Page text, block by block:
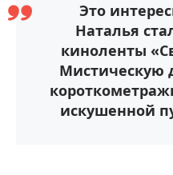
Это
Наталья
киноленты
Мистическую
искушенной